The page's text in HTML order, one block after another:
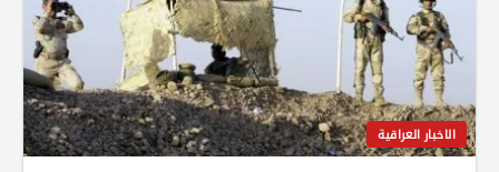
الاخبار العراقية